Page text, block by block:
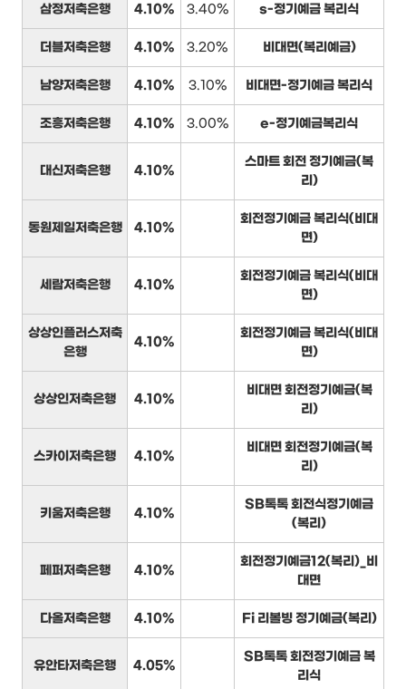
삼정저축은행 4.10% 3.40% s-정기예금 복리식
더블저축은행 4.10% 3.20% 비대면(복리예금)
남양저축은행 4.10% 3.10% 비대면-정기예금 복리식
조흥저축은행 4.10% 3.00% e-정기예금복리식
대신저축은행 4.10%
스마트 회전 정기예금(복
리)
동원제일저축은행 4.10%
회전정기예금 복리식(비대
면)
세람저축은행 4.10%
회전정기예금 복리식(비대
면)
상상인플러스저축
은행
4.10%
회전정기예금 복리식(비대
면)
상상인저축은행 4.10%
비대면 회전정기예금(복
리)
스카이저축은행 4.10%
비대면 회전정기예금(복
리)
키움저축은행 4.10%
SB톡톡 회전식정기예금
(복리)
페퍼저축은행 4.10%
회전정기예금12(복리)_비
대면
다올저축은행 4.10% Fi 리볼빙 정기예금(복리)
유안타저축은행 4.05%
SB톡톡 회전정기예금 복
리식